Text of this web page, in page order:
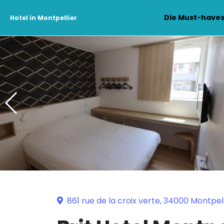
Hotel in Montpellier Die Must-
861 rue de la croix verte, 34000